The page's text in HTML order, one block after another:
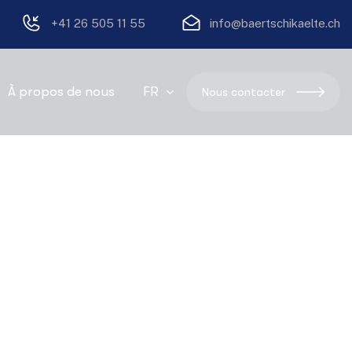
+41 26 505 11 55 info@baertschikaelte.ch
À propos de nous FR Nous contacter